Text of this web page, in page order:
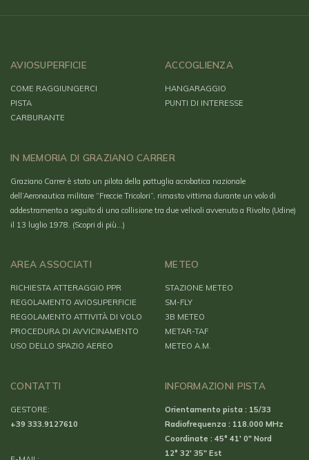
AVIOSUPERFICIE
COME RAGGIUNGERCI
PISTA
CARBURANTE
ACCOGLIENZA
HANGARAGGIO
PUNTI DI INTERESSE
IN MEMORIA DI GRAZIANO CARRER
Graziano Carrer è stato un pilota della pattuglia acrobatica nazionale
dell’Aeronautica militare “Freccie Tricolori”, rimasto vittima durante un volo di
addestramento a seguito di una collisione tra due velivoli avvenuto a Rivolto (Udine)
il 13 luglio 1978. (Scopri di più…)
AREA ASSOCIATI
RICHIESTA ATTERAGGIO PPR
REGOLAMENTO AVIOSUPERFICIE
REGOLAMENTO ATTIVITÀ DI VOLO
PROCEDURA DI AVVICINAMENTO
USO DELLO SPAZIO AEREO
METEO
STAZIONE METEO
SM-FLY
3B METEO
METAR-TAF
METEO A.M.
CONTATTI
GESTORE:
+39 333.9127610
INFORMAZIONI PISTA
Orientamento pista : 15/33
Radiofrequenza : 118.000 MHz
Coordinate : 45° 41′ 0″ Nord
12° 32′ 35″ Est